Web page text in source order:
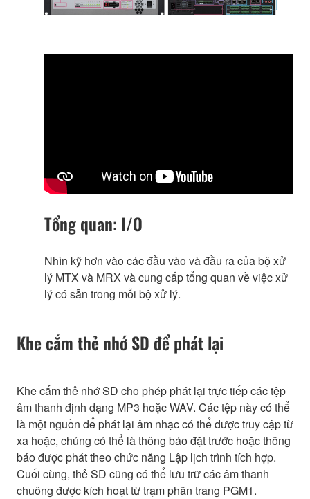
Tổng quan: I/O
Nhìn kỹ hơn vào các đầu vào và đầu ra của bộ xử
lý MTX và MRX và cung cấp tổng quan về việc xử
lý có sẵn trong mỗi bộ xử lý.
Khe cắm thẻ nhớ SD để phát lại
Khe cắm thẻ nhớ SD cho phép phát lại trực tiếp các tệp
âm thanh định dạng MP3 hoặc WAV. Các tệp này có thể
là một nguồn để phát lại âm nhạc có thể được truy cập từ
xa hoặc, chúng có thể là thông báo đặt trước hoặc thông
báo được phát theo chức năng Lập lịch trình tích hợp.
Cuối cùng, thẻ SD cũng có thể lưu trữ các âm thanh
chuông được kích hoạt từ trạm phân trang PGM1.